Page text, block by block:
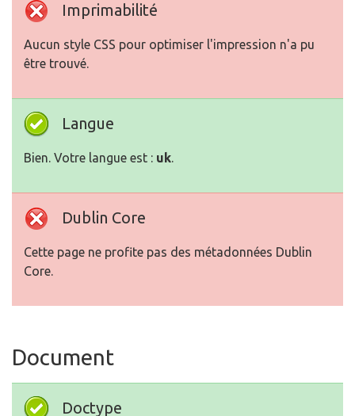
Imprimabilité
Aucun style CSS pour optimiser l'impression n'a pu
être trouvé.
Langue
Bien. Votre langue est : uk.
Dublin Core
Cette page ne profite pas des métadonnées Dublin
Core.
Document
Doctype